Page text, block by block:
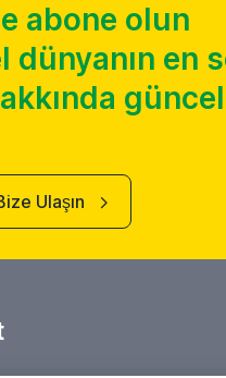
abone olun
dünyanın en
Ulaşın